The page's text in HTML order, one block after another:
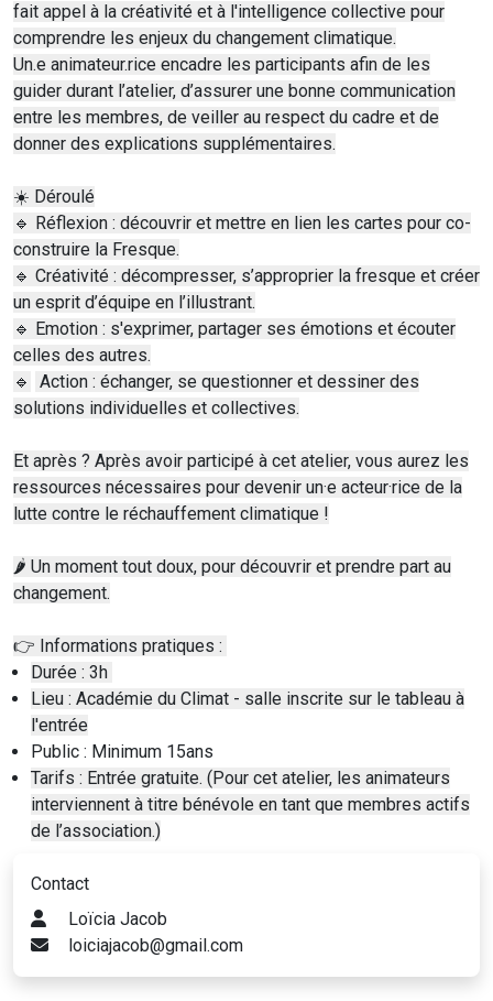
fait appel à la créativité et à l'intelligence collective pour
comprendre les enjeux du changement climatique.
Un.e animateur.rice encadre les participants afin de les
guider durant l’atelier, d’assurer une bonne communication
entre les membres, de veiller au respect du cadre et de
donner des explications supplémentaires.
☀️ Déroulé
🔹 Réflexion : découvrir et mettre en lien les cartes pour co-
construire la Fresque.
🔹 Créativité : décompresser, s’approprier la fresque et créer
un esprit d’équipe en l’illustrant.
🔹 Emotion : s'exprimer, partager ses émotions et écouter
celles des autres.
🔹
Action : échanger, se questionner et dessiner des
solutions individuelles et collectives.
Et après ? Après avoir participé à cet atelier, vous aurez les
ressources nécessaires pour devenir un·e acteur·rice de la
lutte contre le réchauffement climatique !
🌶️ Un moment tout doux, pour découvrir et prendre part au
changement.
👉 Informations pratiques :
Durée : 3h
Lieu : Académie du Climat - salle inscrite sur le tableau à
l'entrée
Public : Minimum 15ans
Tarifs : Entrée gratuite. (Pour cet atelier, les animateurs
interviennent à titre bénévole en tant que membres actifs
de l’association.)
Contact
Loïcia Jacob
loiciajacob@gmail.com